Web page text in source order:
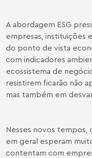
A abordagem ESG
empresas, instituições
do ponto de vista
com indicadores
ecossistema de
resistirem ficarão não
mas também em
Nesses novos tempos,
em geral esperam
contentam com